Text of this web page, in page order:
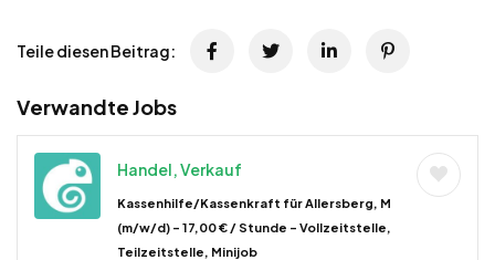
Teile diesen Beitrag:
Verwandte Jobs
Handel, Verkauf
Kassenhilfe/Kassenkraft für Allersberg, M
(m/w/d) – 17,00 € / Stunde – Vollzeitstelle,
Teilzeitstelle, Minijob